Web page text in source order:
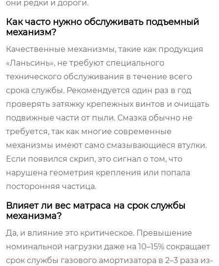
они редки и дороги.
Как часто нужно обслуживать подъемный
механизм?
Качественные механизмы, такие как продукция
«Ланьсинь», не требуют специального
технического обслуживания в течение всего
срока службы. Рекомендуется один раз в год
проверять затяжку крепежных винтов и очищать
подвижные части от пыли. Смазка обычно не
требуется, так как многие современные
механизмы имеют само смазывающиеся втулки.
Если появился скрип, это сигнал о том, что
нарушена геометрия крепления или попала
посторонняя частица.
Влияет ли вес матраса на срок службы
механизма?
Да, и влияние это критическое. Превышение
номинальной нагрузки даже на 10–15% сокращает
срок службы газового амортизатора в 2–3 раза из-